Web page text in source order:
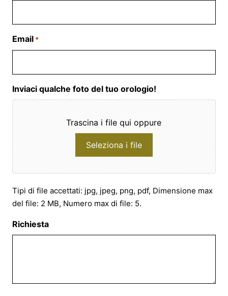
Email *
Inviaci qualche foto del tuo orologio!
Trascina i file qui oppure
Seleziona i file
Tipi di file accettati: jpg, jpeg, png, pdf, Dimensione max
del file: 2 MB, Numero max di file: 5.
Richiesta